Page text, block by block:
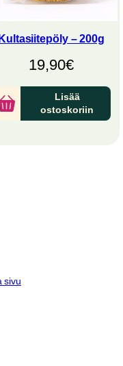
– 200g
19,90€
Lisää
ostoskoriin
sivu